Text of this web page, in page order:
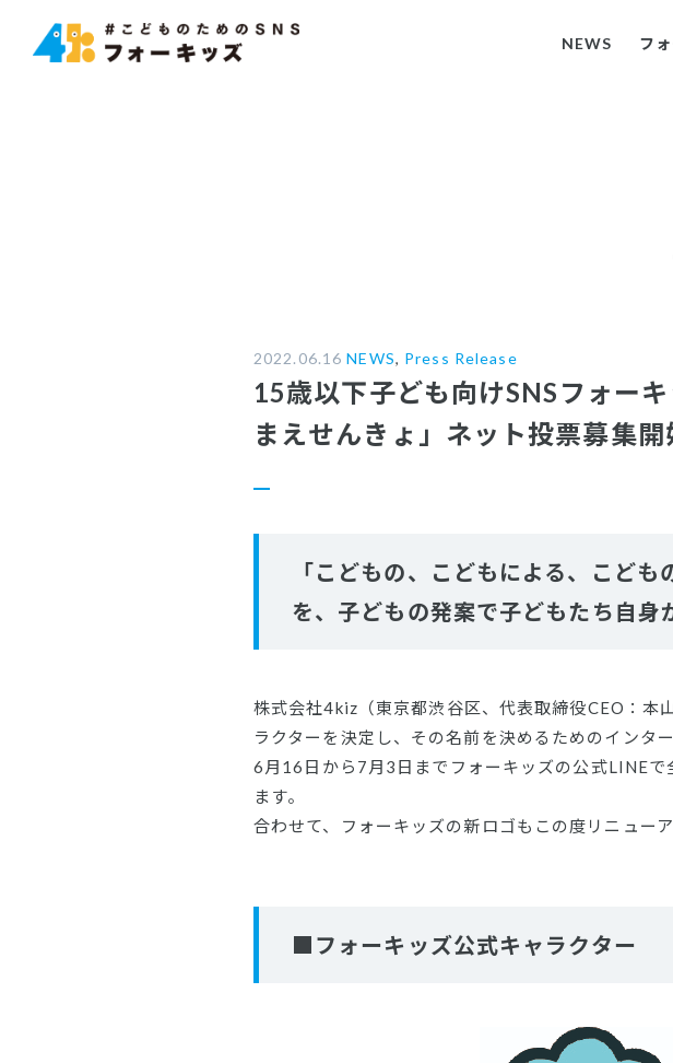
NEWS フ
2022.06.16 NEWS, Press Release
15歳以下子ども向けSNSフォー
まえせんきょ」ネット投票募集開
「こどもの、こどもによる、こど
を、子どもの発案で子どもたち自身
株式会社4kiz（東京都渋谷区、代表取締役CEO：本
ラクターを決定し、その名前を決めるためのインタ
6月16日から7月3日までフォーキッズの公式LINE
ます。
合わせて、フォーキッズの新ロゴもこの度リニュー
■フォーキッズ公式キャラクター